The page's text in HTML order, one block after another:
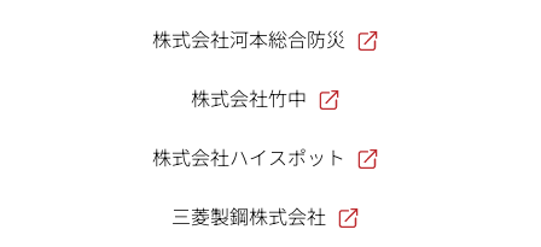
株式会社河本総合防災
株式会社竹中
株式会社ハイスポット
三菱製鋼株式会社